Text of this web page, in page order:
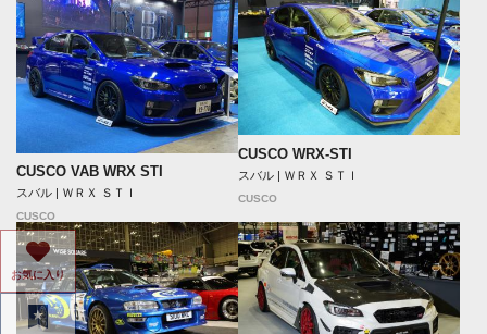
CUSCO VAB WRX STI
スバル | ＷＲＸ ＳＴＩ
CUSCO
CUSCO WRX-STI
スバル | ＷＲＸ ＳＴＩ
CUSCO
お気に入り